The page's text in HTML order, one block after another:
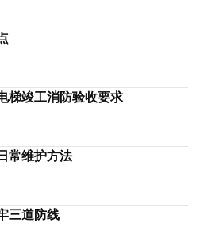
梯竣工消防验收要求
常维护方法
三道防线